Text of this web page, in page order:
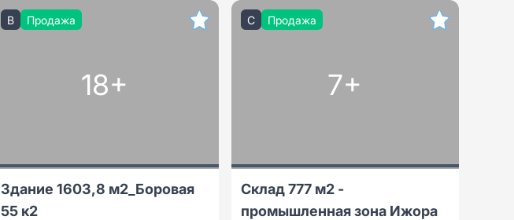
B Продажа
18+
Здание 1603,8 м2_Боровая
55 к2
C Продажа
7+
Склад 777 м2 -
промышленная зона Ижора